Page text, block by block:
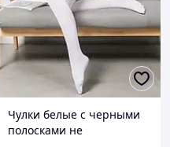
Чулки белые с черными
полосками не